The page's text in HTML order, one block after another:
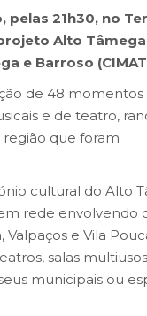
pelas 21h30, no
Alto Tâmega
e Barroso
de 48 momentos
e de teatro,
que foram
cultural do Alto
rede envolvendo
e Vila
salas
municipais ou